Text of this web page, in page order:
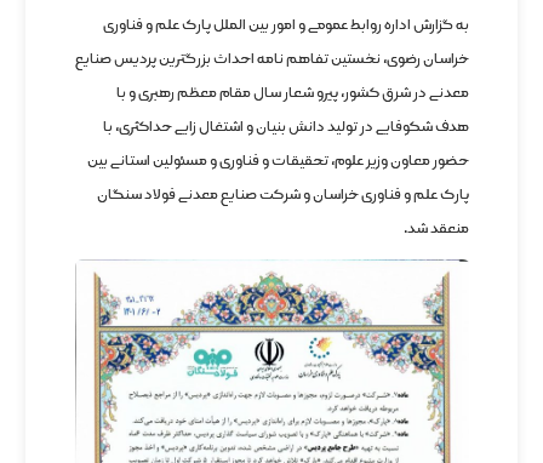
به گزارش اداره روابط عمومی و امور بین الملل پارک علم و فناوری
خراسان رضوی، نخستین تفاهم نامه احداث بزرگترین پردیس صنایع
معدنی در شرق کشور، پیرو شعار سال مقام معظم رهبری و با
هدف شکوفایی در تولید دانش بنیان و اشتغال زایی حداکثری، با
حضور معاون وزیر علوم، تحقیقات و فناوری و مسئولین استانی بین
پارک علم و فناوری خراسان و شرکت صنایع معدنی فولاد سنگان
منعقد شد.